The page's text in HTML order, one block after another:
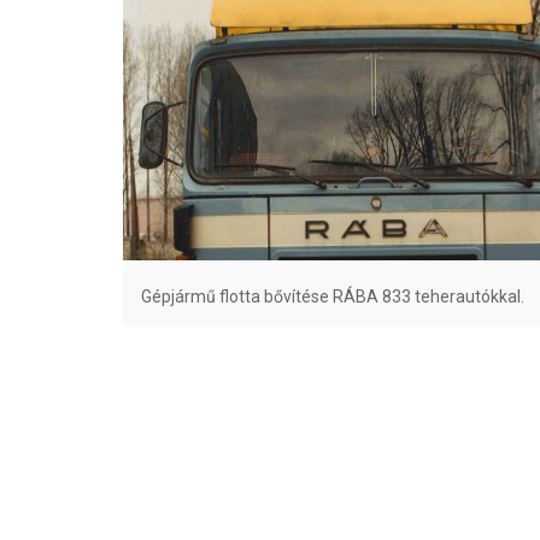
Gépjármű flotta bővítése RÁBA 833 teherautókkal.